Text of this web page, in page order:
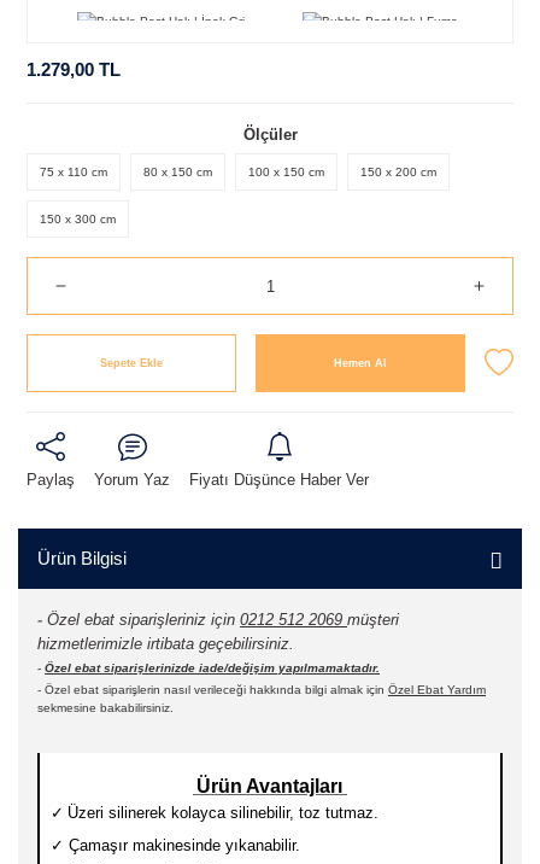
1.279,00 TL
Ölçüler
75 x 110 cm 80 x 150 cm 100 x 150 cm 150 x 200 cm
150 x 300 cm
Sepete Ekle Hemen Al
Paylaş Yorum Yaz Fiyatı Düşünce Haber Ver
Ürün Bilgisi
- Özel ebat siparişleriniz için 0212 512 2069 müşteri
hizmetlerimizle irtibata geçebilirsiniz.
- Özel ebat siparişlerinizde iade/değişim yapılmamaktadır.
- Özel ebat siparişlerin nasıl verileceği hakkında bilgi almak için Özel Ebat Yardım
sekmesine bakabilirsiniz.
Ürün Avantajları
✓ Üzeri silinerek kolayca silinebilir, toz tutmaz.
✓ Çamaşır makinesinde yıkanabilir.